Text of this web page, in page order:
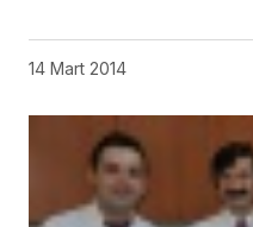
14 Mart 2014